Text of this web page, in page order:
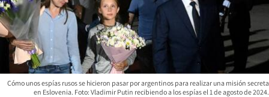
Cómo unos espías rusos se hicieron pasar por argentinos para realizar una misión secreta
en Eslovenia. Foto: Vladimir Putin recibiendo a los espías el 1 de agosto de 2024.